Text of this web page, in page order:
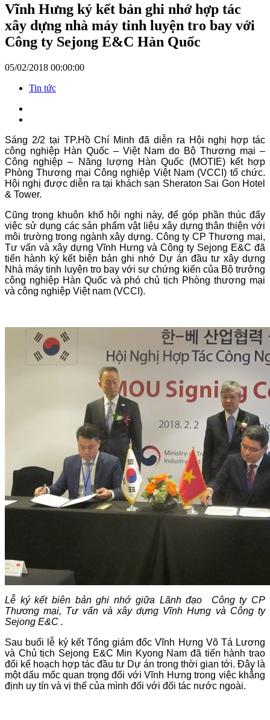
Vĩnh Hưng ký kết bản ghi nhớ hợp tác
xây dựng nhà máy tinh luyện tro bay với
Công ty Sejong E&C Hàn Quốc
05/02/2018 00:00:00
Tin tức
Sáng 2/2 tại TP.Hồ Chí Minh đã diễn ra Hội nghị hợp tác
công nghiệp Hàn Quốc – Việt Nam do Bộ Thương mại –
Công nghiệp – Năng lượng Hàn Quốc (MOTIE) kết hợp
Phòng Thương mại Công nghiệp Việt Nam (VCCI) tổ chức.
Hội nghị được diễn ra tại khách sạn Sheraton Sai Gon Hotel
& Tower.
Cũng trong khuôn khổ hội nghị này, để góp phần thúc đẩy
việc sử dụng các sản phẩm vật liệu xây dựng thân thiện với
môi trường trong ngành xây dựng. Công ty CP Thương mại,
Tư vấn và xây dựng Vĩnh Hưng và Công ty Sejong E&C đã
tiến hành ký kết biên bản ghi nhớ Dự án đầu tư xây dựng
Nhà máy tinh luyện tro bay với sự chứng kiến của Bộ trưởng
công nghiệp Hàn Quốc và phó chủ tịch Phòng thương mại
và công nghiệp Việt nam (VCCI).
Lễ ký kết biên bản ghi nhớ giữa Lãnh đạo Công ty CP
Thương mại, Tư vấn và xây dựng Vĩnh Hưng và Công ty
Sejong E&C .
Sau buổi lễ ký kết Tổng giám đốc Vĩnh Hưng Võ Tá Lương
và Chủ tịch Sejong E&C Min Kyong Nam đã tiến hành trao
đổi kế hoạch hợp tác đầu tư Dự án trong thời gian tới. Đây là
một dấu mốc quan trọng đối với Vĩnh Hưng trong việc khẳng
định uy tín và vị thế của mình đối với đối tác nước ngoài.